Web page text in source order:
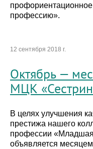
профессию».
12 сентября 2018 г.
Октябрь —
МЦК
В целях улучшения
престижа нашего
профессии «Младшая
объявляется